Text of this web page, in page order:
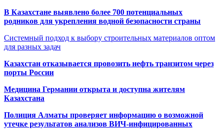
В Казахстане выявлено более 700 потенциальных
родников для укрепления водной безопасности страны
Системный подход к выбору строительных материалов оптом
для разных задач
Казахстан отказывается провозить нефть транзитом через
порты России
Медицина Германии открыта и доступна жителям
Казахстана
Полиция Алматы проверяет информацию о возможной
утечке результатов анализов ВИЧ-инфицированных